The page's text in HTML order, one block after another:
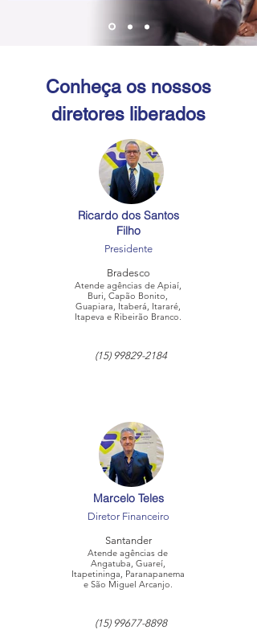
Conheça os nossos
diretores liberados
Ricardo dos Santos
Filho
Presidente
Bradesco
Atende agências de Apiaí,
Buri, Capão Bonito,
Guapiara, Itaberá, Itararé,
Itapeva e Ribeirão Branco.
(15) 99829-2184
Marcelo Teles
Diretor Financeiro
Santander
Atende agências de
Angatuba, Guareí,
Itapetininga, Paranapanema
e São Miguel Arcanjo.
(15) 99677-8898